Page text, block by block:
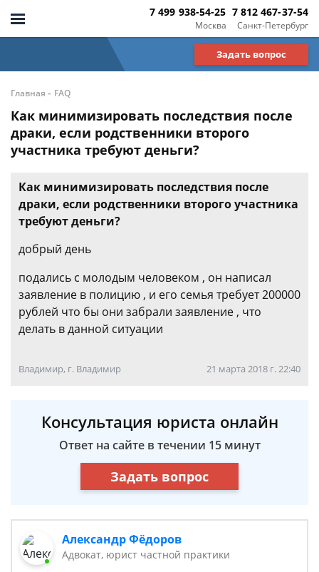
Москва
7 499 938-54-25
Санкт-Петербург
7 812 467-37-54
Задать вопрос
Главная - FAQ
Как минимизировать последствия после
драки, если родственники второго
участника требуют деньги?
Как минимизировать последствия после
драки, если родственники второго участника
требуют деньги?
добрый день
подались с молодым человеком , он написал
заявление в полицию , и его семья требует 200000
рублей что бы они забрали заявление , что
делать в данной ситуации
Владимир, г. Владимир 21 марта 2018 г. 22:40
Консультация юриста онлайн
Ответ на сайте в течении 15 минут
Задать вопрос
Александр Фёдоров
Адвокат, юрист частной практики